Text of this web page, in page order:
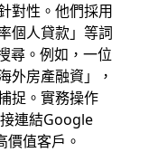
對性。他們採用
個人貸款」等詞
尋。例如，一位
外房產融資」，
捉。實務操作
連結Google
值客戶。